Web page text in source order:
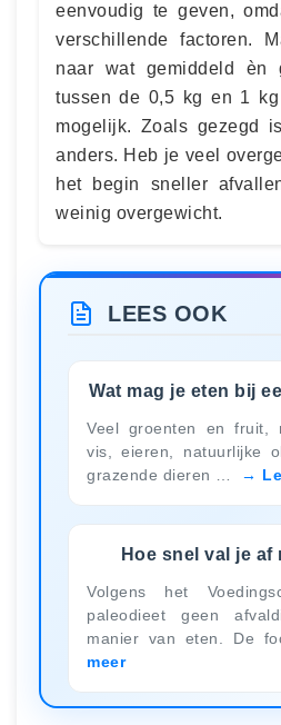
eenvoudig te geven,
verschillende factoren.
naar wat gemiddeld
tussen de 0,5 kg en 1
mogelijk. Zoals gezegd
anders. Heb je veel
het begin sneller
weinig overgewicht.
LEES OOK
Wat mag je eten bij
Veel groenten en fruit,
vis, eieren, natuurlijke
grazende dieren …
Hoe snel val je af
Volgens het
paleodieet geen
manier van eten. De
meer